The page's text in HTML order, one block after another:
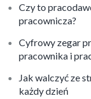
Czy to
pracownicza?
Cyfrowy zegar
pracownika i
Jak walczyć ze
każdy dzień